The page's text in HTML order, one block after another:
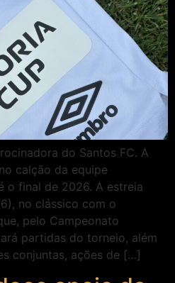
do Santos FC. A
calção da equipe
o final de 2026. A estreia
no clássico com o
pelo Campeonato
partidas do torneio, além
conjuntas, ações de […]